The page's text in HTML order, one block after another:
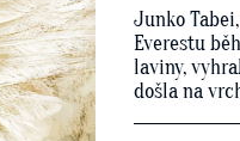
Junko
Everestu
laviny,
došla na